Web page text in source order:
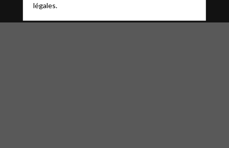
légales.